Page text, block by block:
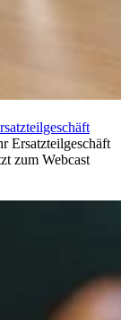
Ersatzteilgeschäft
zum Webcast